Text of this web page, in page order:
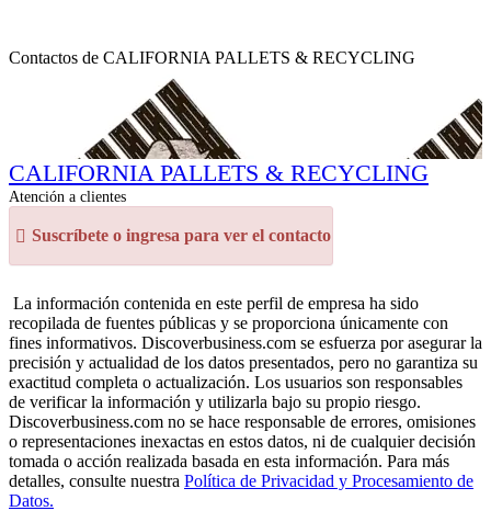
Contactos de CALIFORNIA PALLETS & RECYCLING
CALIFORNIA PALLETS & RECYCLING
Atención a clientes
Suscríbete o ingresa para ver el contacto
La información contenida en este perfil de empresa ha sido
recopilada de fuentes públicas y se proporciona únicamente con
fines informativos. Discoverbusiness.com se esfuerza por asegurar la
precisión y actualidad de los datos presentados, pero no garantiza su
exactitud completa o actualización. Los usuarios son responsables
de verificar la información y utilizarla bajo su propio riesgo.
Discoverbusiness.com no se hace responsable de errores, omisiones
o representaciones inexactas en estos datos, ni de cualquier decisión
tomada o acción realizada basada en esta información. Para más
detalles, consulte nuestra Política de Privacidad y Procesamiento de
Datos.